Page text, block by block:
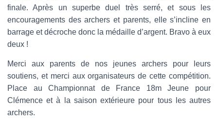
finale. Après un superbe duel très serré, et sous les
encouragements des archers et parents, elle s’incline en
barrage et décroche donc la médaille d’argent. Bravo à eux
deux !
Merci aux parents de nos jeunes archers pour leurs
soutiens, et merci aux organisateurs de cette compétition.
Place au Championnat de France 18m Jeune pour
Clémence et à la saison extérieure pour tous les autres
archers.